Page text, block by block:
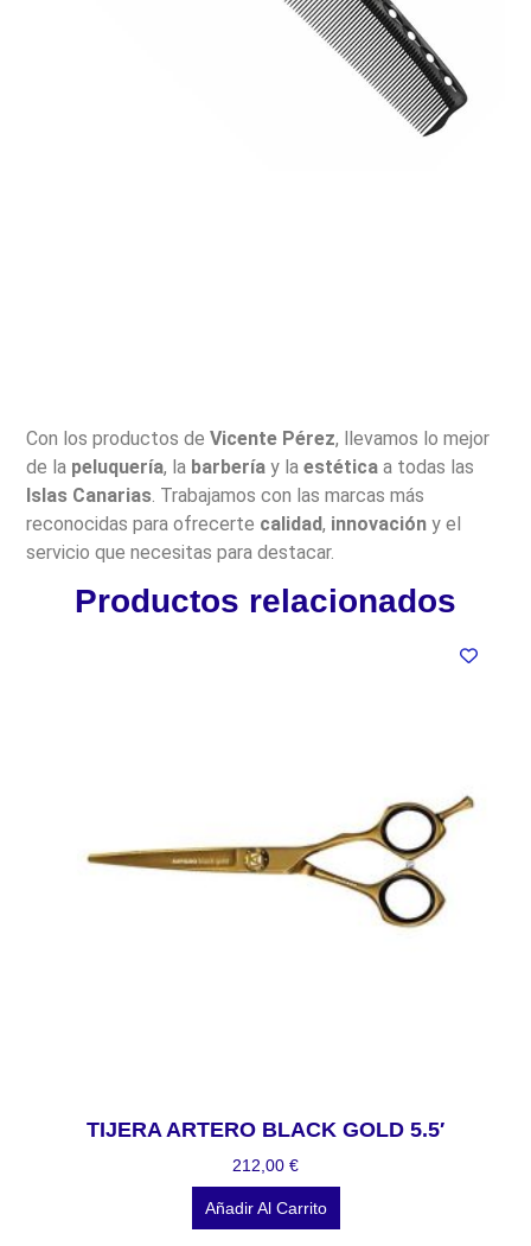
Con los productos deVicente Pérez, llevamos lo mejor
de la peluquería, la barbería y laestética a todas las
Islas Canarias . Trabajamos con las marcas más
reconocidas para ofrecerte calidad, innovación y el
servicio que necesitas para destacar.
Productos relacionados
TIJERA ARTERO BLACK GOLD 5.5′
212,00 €
Añadir Al Carrito